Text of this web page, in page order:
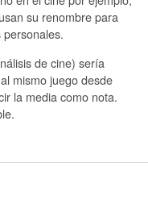
su renombre para
de cine) sería
mismo juego desde
la media como nota.